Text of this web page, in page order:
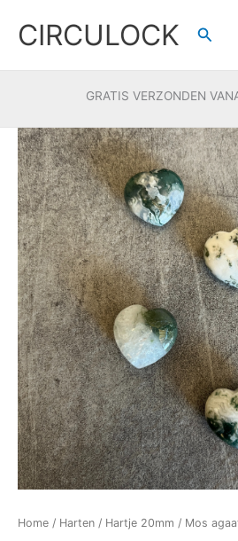
naar
inhoud
CIRCULOCK
GRATIS VERZONDEN
Home / Harten / Hartje 20mm / Mos
Mos
agaat
hartje
20mm
aantal